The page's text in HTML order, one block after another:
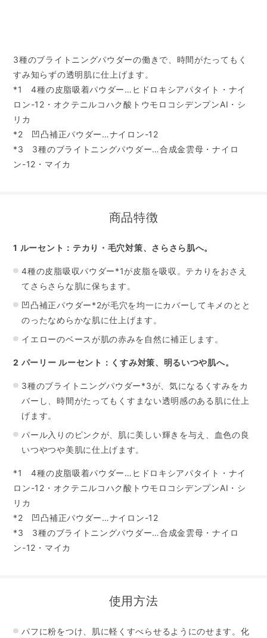
3種のブライトニングパウダーの働きで、時間がたってもく
すみ知らずの透明肌に仕上げます。
*1 4種の皮脂吸着パウダー…ヒドロキシアパタイト・ナイ
ロン-12・オクテニルコハク酸トウモロコシデンプンAI・シ
リカ
*2 凹凸補正パウダー…ナイロン-12
*3 3種のブライトニングパウダー…合成金雲母・ナイロ
ン-12・マイカ
商品特徴
1 ルーセント：テカり・毛穴対策、さらさら肌へ。
4種の皮脂吸収パウダー*1が皮脂を吸収。テカりをおさえ
てさらさらな肌に保ちます。
凹凸補正パウダー*2が毛穴を均一にカバーしてキメのとと
のったなめらかな肌に仕上げます。
イエローのベースが肌の赤みを自然に補正します。
2 パーリー ルーセント：くすみ対策、明るいつや肌へ。
3種のブライトニングパウダー*3が、気になるくすみをカ
バーし、時間がたってもくすまない透明感のある肌に仕上
げます。
パール入りのピンクが、肌に美しい輝きを与え、血色の良
いつやつや美肌に仕上げます。
*1 4種の皮脂吸着パウダー…ヒドロキシアパタイト・ナイ
ロン-12・オクテニルコハク酸トウモロコシデンプンAI・シ
リカ
*2 凹凸補正パウダー…ナイロン-12
*3 3種のブライトニングパウダー…合成金雲母・ナイロ
ン-12・マイカ
使用方法
パフに粉をつけ、肌に軽くすべらせるようにのせます。化